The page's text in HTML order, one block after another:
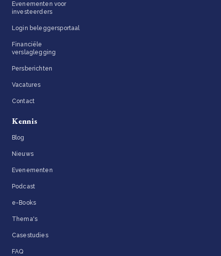
Evenementen voor
investeerders
Login beleggersportaal
Financiële
verslaglegging
Persberichten
Vacatures
Contact
Kennis
Blog
Nieuws
Evenementen
Podcast
e-Books
Thema's
Casestudies
FAQ